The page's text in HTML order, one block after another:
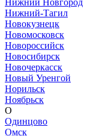
Нижний Новгород
Нижний-Тагил
Новокузнецк
Новомосковск
Новороссийск
Новосибирск
Новочеркасск
Новый Уренгой
Норильск
Ноябрьск
О
Одинцово
Омск